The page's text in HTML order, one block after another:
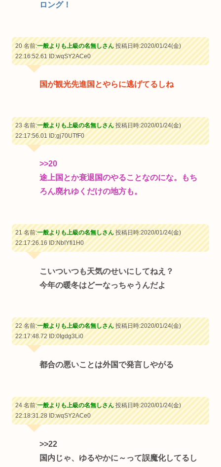
ロング！
20 名前:一般よりも上級の名無しさん投稿日時:2020/01/24(金)
22:16:52.61ID:wqSY2ACe0
国が観光先進国とやらに逃げてるしね
23 名前:一般よりも上級の名無しさん投稿日時:2020/01/24(金)
22:17:56.01ID:gj70UTfF0
>>20
途上国とか衰退国のやることなのにな。もち
ろん廃れゆくだけの地方も。
21 名前:一般よりも上級の名無しさん投稿日時:2020/01/24(金)
22:17:26.16ID:NbIYfi1H0
こいついつも天気のせいにしてねえ？
今年の暖冬はどーなっちゃうんだよ
22 名前:一般よりも上級の名無しさん投稿日時:2020/01/24(金)
22:17:48.72ID:0Igdg3Li0
都合の悪いことは外国で発言しやがる
24 名前:一般よりも上級の名無しさん投稿日時:2020/01/24(金)
22:18:31.28ID:wqSY2ACe0
>>22
国内じゃ、ゆるやかに～って誤魔化してるし